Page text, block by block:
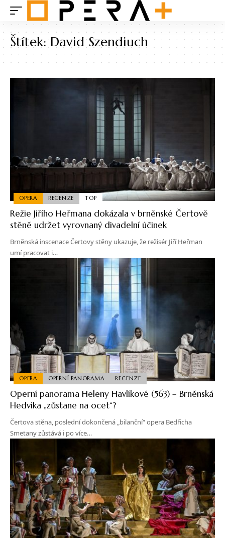
Štítek:David Szendiuch
OPERA RECENZE TOP
Režie Jiřího Heřmana dokázala v brněnské Čertově
stěně udržet vyrovnaný divadelní účinek
Brněnská inscenace Čertovy stěny ukazuje, že režisér Jiří Heřman
umí pracovat i…
OPERA OPERNÍ PANORAMA RECENZE
Operní panorama Heleny Havlíkové (563) – Brněnská
Hedvika „zůstane na ocet“?
Čertova stěna, poslední dokončená „bilanční“ opera Bedřicha
Smetany zůstává i po více…